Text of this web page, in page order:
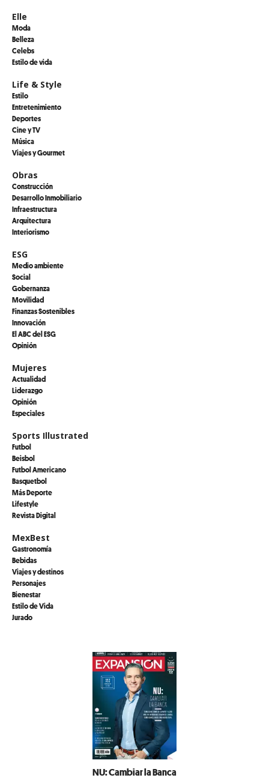
Elle
Moda
Belleza
Celebs
Estilo de vida
Life & Style
Estilo
Entretenimiento
Deportes
Cine y TV
Música
Viajes y Gourmet
Obras
Construcción
Desarrollo Inmobiliario
Infraestructura
Arquitectura
Interiorismo
ESG
Medio ambiente
Social
Gobernanza
Movilidad
Finanzas Sostenibles
Innovación
El ABC del ESG
Opinión
Mujeres
Actualidad
Liderazgo
Opinión
Especiales
Sports Illustrated
Futbol
Beisbol
Futbol Americano
Basquetbol
Más Deporte
Lifestyle
Revista Digital
MexBest
Gastronomía
Bebidas
Viajes y destinos
Personajes
Bienestar
Estilo de Vida
Jurado
NU: Cambiar la Banca